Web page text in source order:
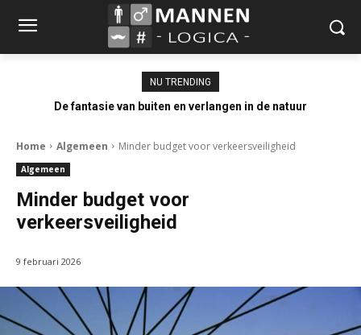
NU TRENDING
De fantasie van buiten en verlangen in de natuur
Home Algemeen Minder budget voor verkeersveiligheid
Algemeen
Minder budget voor
verkeersveiligheid
9 februari 2026